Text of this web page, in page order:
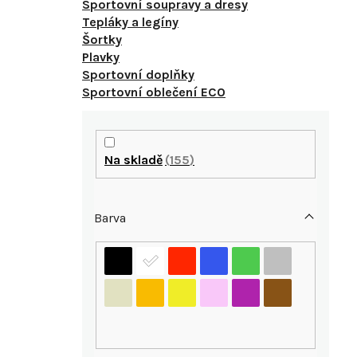
Sportovní soupravy a dresy
Tepláky a legíny
Šortky
Plavky
Sportovní doplňky
Sportovní oblečení ECO
P
Na skladě 155
Barva